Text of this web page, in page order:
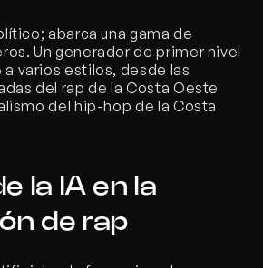
abarca una gama de
Un generador de primer nivel
varios estilos, desde las
del rap de la Costa Oeste
del hip-hop de la Costa
la IA en la
de rap